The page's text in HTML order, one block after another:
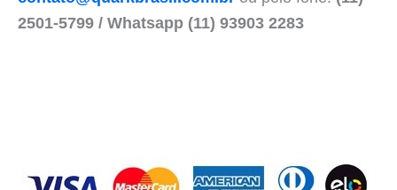
2501-5799 / Whatsapp (11) 93903 2283